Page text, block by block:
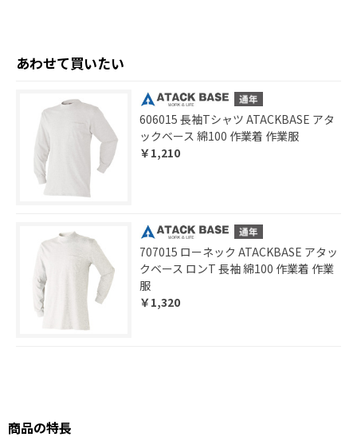
あわせて買いたい
606015 長袖Tシャツ ATACKBASE アタ
ックベース 綿100 作業着 作業服
￥1,210
707015 ローネック ATACKBASE アタッ
クベース ロンT 長袖 綿100 作業着 作業
服
￥1,320
商品の特長